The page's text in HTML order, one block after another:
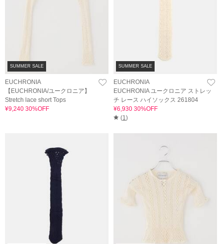
SUMMER SALE
EUCHRONIA
【EUCHRONIA/ユークロニア】
Stretch lace short Tops
¥9,240 30%OFF
SUMMER SALE
EUCHRONIA
EUCHRONIA ユークロニア ストレッ
チ レース ハイソックス 261804
¥6,930 30%OFF
(1)